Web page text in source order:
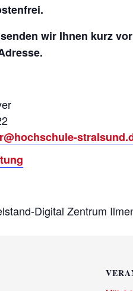
wir Ihnen kurz
Digital Zentrum